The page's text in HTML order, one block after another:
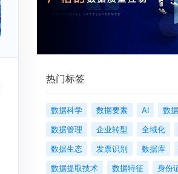
热门标签
数据科学 数据要素 AI
数
数据管理
企业转型 全域化
数据生态
发票识别 数据库
数据提取技术
数据特征 身份